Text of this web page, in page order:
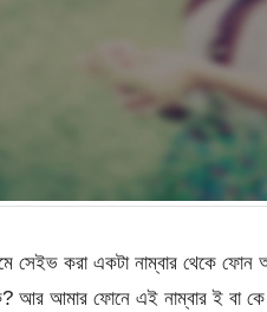
সেইভ করা একটা নাম্বার থেকে
আর আমার ফোনে এই নাম্বার ই বা